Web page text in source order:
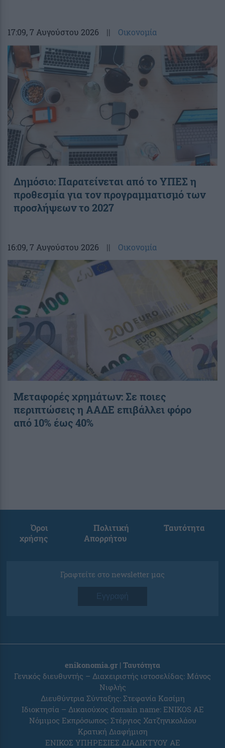
17:09, 7 Αυγούστου 2026 || Οικονομία
Δημόσιο: Παρατείνεται από το ΥΠΕΣ η
προθεσμία για τον προγραμματισμό των
προσλήψεων το 2027
16:09, 7 Αυγούστου 2026 || Οικονομία
Μεταφορές χρημάτων: Σε ποιες
περιπτώσεις η ΑΑΔΕ επιβάλλει φόρο
από 10% έως 40%
Όροι
χρήσης
Πολιτική
Απορρήτου
Ταυτότητα
Γραφτείτε στο newsletter μας
Εγγραφή
enikonomia.gr | Ταυτότητα
Γενικός διευθυντής – Διαχειριστής ιστοσελίδας: Μάνος
Νιφλής
Διευθύντρια Σύνταξης: Στεφανία Κασίμη
Ιδιοκτησία – Δικαιούχος domain name: ENIKOS AE
Νόμιμος Εκπρόσωπος: Στέργιος Χατζηνικολάου
Κρατική Διαφήμιση
ΕΝΙΚΟΣ ΥΠΗΡΕΣΙΕΣ ΔΙΑΔΙΚΤΥΟΥ ΑΕ